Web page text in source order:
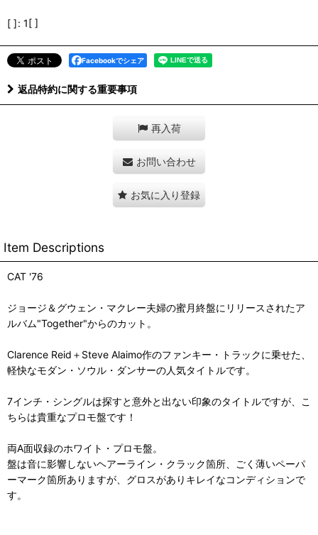
[ ]: 1[ ]
Facebookでシェア
返品特約に関する重要事項
再入荷
お問い合わせ
お気に入り登録
Item Descriptions
CAT '76
ジョージ＆グウェン・マクレー夫婦の蜜月終盤にリリースされたア
ルバム"Together"からのカット。
Clarence Reid＋Steve Alaimo作のファンキー・トラックに乗せた、
軽快なモダン・ソウル・ダンサーの人気タイトルです。
7インチ・シングルは探すと意外と出ない印象のタイトルですが、こ
ちらは貴重なプロモ盤です！
両A面収録のホワイト・プロモ盤。
盤は音に影響しないヘアーライン・クラック箇所、ごく薄いペーパ
ーマーク箇所ありますが、グロスがありキレイなコンディションで
す。